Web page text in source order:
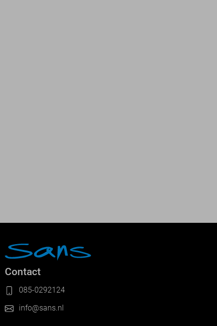
Contact
085-0292124
info@sans.nl